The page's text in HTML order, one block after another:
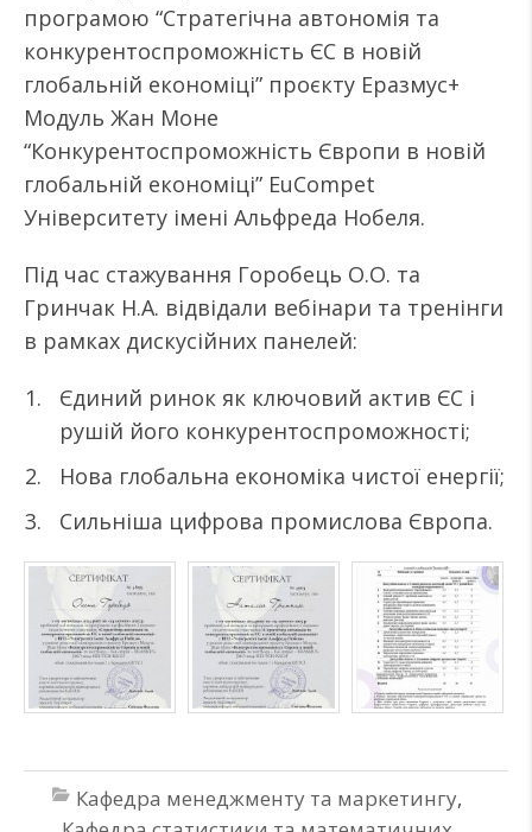
програмою “Стратегічна автономія та
конкурентоспроможність ЄС в новій
глобальній економіці” проєкту Еразмус+
Модуль Жан Моне
“Конкурентоспроможність Європи в новій
глобальній економіці” EuСompet
Університету імені Альфреда Нобеля.
Під час стажування Горобець О.О. та
Гринчак Н.А. відвідали вебінари та тренінги
в рамках дискусійних панелей:
Єдиний ринок як ключовий актив ЄС і
рушій його конкурентоспроможності;
Нова глобальна економіка чистої енергії;
Сильніша цифрова промислова Європа.
Кафедра менеджменту та маркетингу,